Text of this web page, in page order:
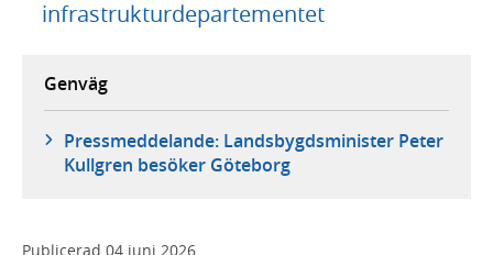
infrastrukturdepartementet
Genväg
Pressmeddelande: Landsbygdsminister Peter
Kullgren besöker Göteborg
Publicerad 04 juni 2026